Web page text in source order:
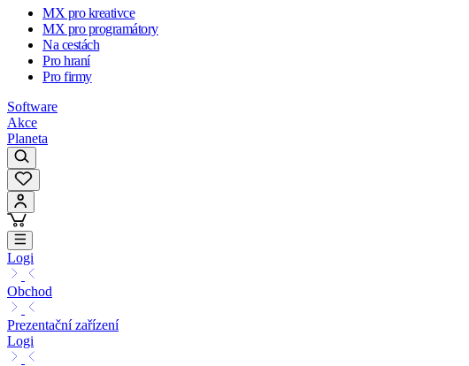
MX pro kreativce
MX pro programátory
Na cestách
Pro hraní
Pro firmy
Software
Akce
Planeta
Logi
Obchod
Prezentační zařízení
Logi